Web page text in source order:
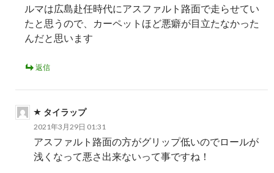
ルマは広島赴任時代にアスファルト路面で走らせてい
たと思うので、カーペットほど悪癖が目立たなかった
んだと思います
返信
タイラップ
2021年3月29日 01:31
アスファルト路面の方がグリップ低いのでロールが
浅くなって悪さ出来ないって事ですね！